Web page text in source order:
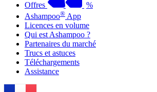
Offres
%
Ashampoo® App
Licences en volume
Qui est Ashampoo ?
Partenaires du marché
Trucs et astuces
Téléchargements
Assistance